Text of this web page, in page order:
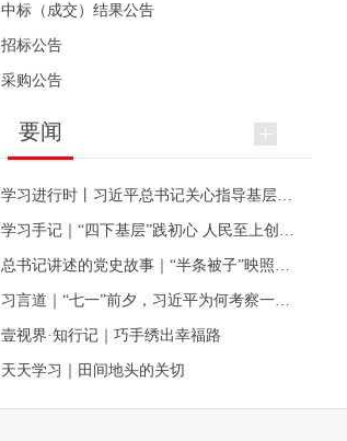
中标（成交）结果公告
招标公告
采购公告
要闻
壹视界·知行记｜巧手绣出幸福路
天天学习｜田间地头的关切